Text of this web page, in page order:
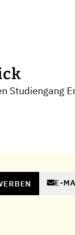
Studiengang
E-